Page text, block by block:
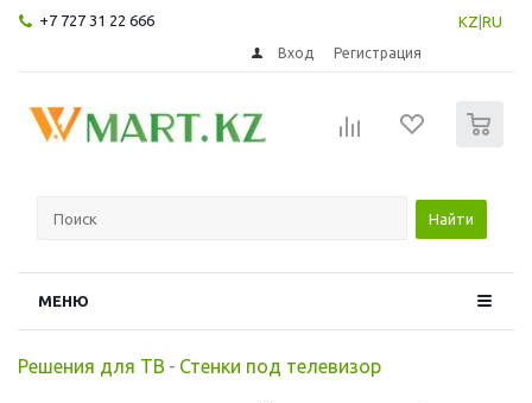
+7 727 31 22 666 KZ RU
Вход Регистрация
Найти
МЕНЮ
Решения для ТВ - Стенки под телевизор